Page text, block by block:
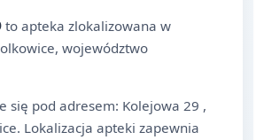
to apteka zlokalizowana w
województwo
się pod adresem: Kolejowa 29 ,
Lokalizacja apteki zapewnia